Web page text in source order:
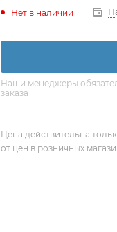
Нет в наличии
Наши менеджеры
заказа
Цена действительна
от цен в розничных